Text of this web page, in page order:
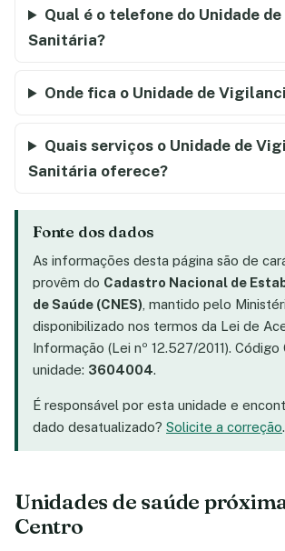
Qual é o telefone do Unidade
Sanitária?
Onde fica o Unidade de
Quais serviços o Unidade de
Sanitária oferece?
Fonte dos dados
As informações desta página são de
provêm do Cadastro Nacional de
de Saúde (CNES) , mantido pelo
disponibilizado nos termos da Lei de
Informação (Lei nº 12.527/2011). Código
unidade: 3604004.
É responsável por esta unidade e
dado desatualizado? Solicite a correção.
Unidades de saúde
Centro